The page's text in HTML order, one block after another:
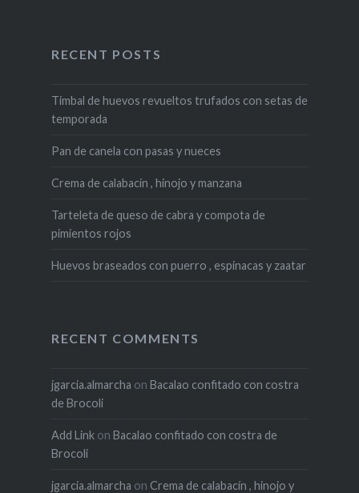
RECENT POSTS
Timbal de huevos revueltos trufados con setas de
temporada
Pan de canela con pasas y nueces
Crema de calabacín , hinojo y manzana
Tarteleta de queso de cabra y compota de
pimientos rojos
Huevos braseados con puerro , espinacas y zaatar
RECENT COMMENTS
jgarcia.almarcha on Bacalao confitado con costra
de Brocoli
Add Linkon Bacalao confitado con costra de
Brocoli
jgarcia.almarcha on Crema de calabacín , hinojo y